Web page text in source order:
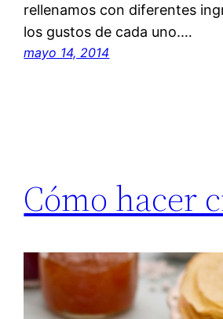
rellenamos con diferentes
los gustos de cada uno.…
mayo 14, 2014
Cómo hacer